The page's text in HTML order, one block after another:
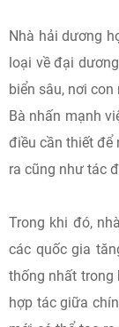
Nhà hải dương
loại về đại
biển sâu, nơi
Bà nhấn mạnh
điều cần thiết để
ra cũng như tác
Trong khi đó,
các quốc gia
thống nhất trong
hợp tác giữa